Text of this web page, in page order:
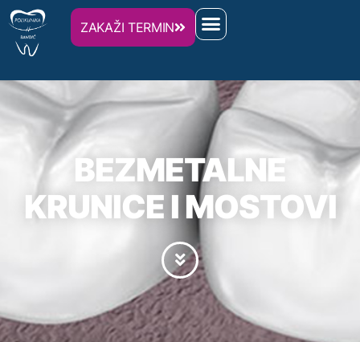
ZAKAŽI TERMIN
BEZMETALNE
KRUNICE I MOSTOVI